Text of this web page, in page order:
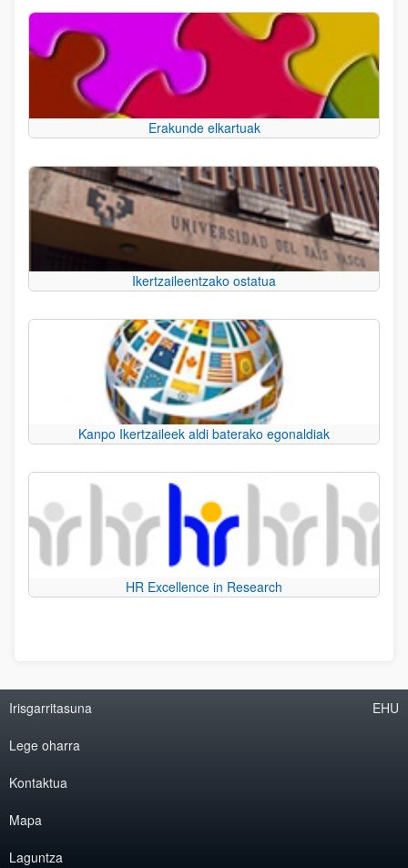
Erakunde elkartuak
Ikertzaileentzako ostatua
Kanpo Ikertzaileek aldi baterako egonaldiak
HR Excellence in Research
Irisgarritasuna
Lege oharra
Kontaktua
Mapa
Laguntza
EHU